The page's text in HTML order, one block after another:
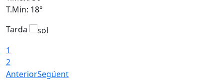
T.Min: 18°
Tarda
1
2
AnteriorSegüent